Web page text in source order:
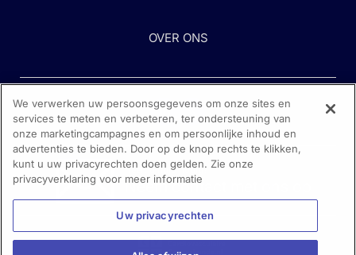
OVER ONS
Heeft u hulp nodig?
Neem contact met ons op
We verwerken uw persoonsgegevens om onze sites en
services te meten en verbeteren, ter ondersteuning van
onze marketingcampagnes en om persoonlijke inhoud en
advertenties te bieden. Door op de knop rechts te klikken,
kunt u uw privacyrechten doen gelden. Zie onze
privacyverklaring voor meer informatie
Uw privacyrechten